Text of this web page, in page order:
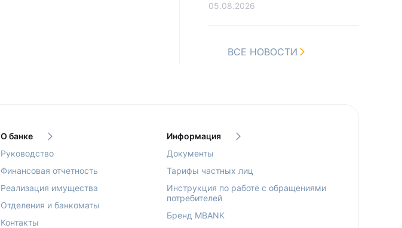
05.08.2026
ВСЕ НОВОСТИ
О банке
Руководство
Финансовая отчетность
Реализация имущества
Отделения и банкоматы
Контакты
Информация
Документы
Тарифы частных лиц
Инструкция по работе с обращениями
потребителей
Бренд MBANK